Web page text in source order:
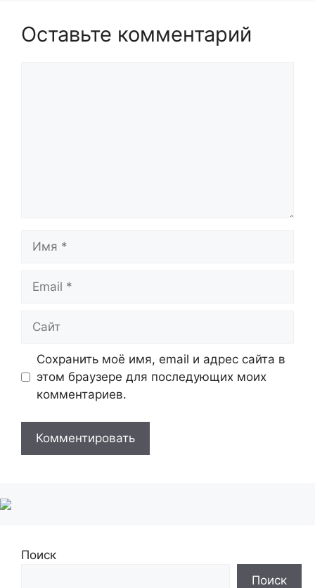
Оставьте комментарий
Имя
Email
Сайт
Сохранить моё имя, email и адрес сайта в
этом браузере для последующих моих
комментариев.
Поиск
Поиск